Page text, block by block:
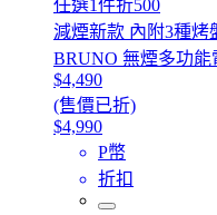
任選1件折500
減煙新款 內附3種烤
BRUNO 無煙多功能
$4,490
(售價已折)
$4,990
P幣
折扣